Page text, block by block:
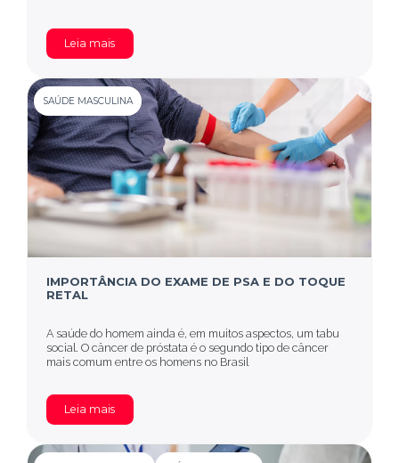
Leia mais
SAÚDE MASCULINA
IMPORTÂNCIA DO EXAME DE PSA E DO TOQUE
RETAL
A saúde do homem ainda é, em muitos aspectos, um tabu
social. O câncer de próstata é o segundo tipo de câncer
mais comum entre os homens no Brasil
Leia mais